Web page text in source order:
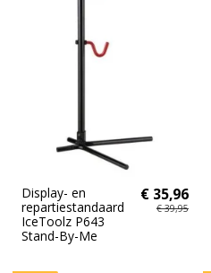
Display- en
repartiestandaard
IceToolz P643
Stand-By-Me
€ 35,96
€ 39,95